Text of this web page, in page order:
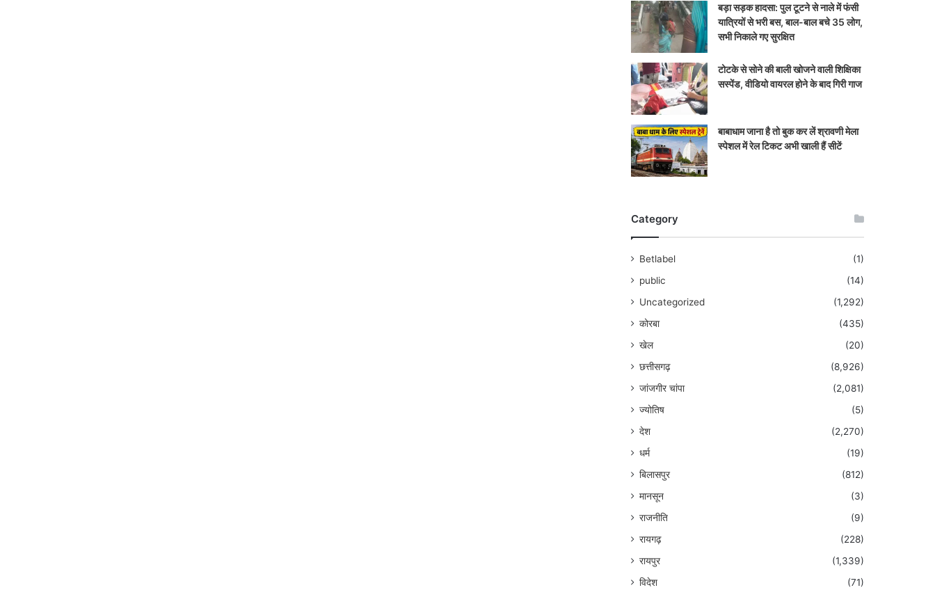
बड़ा सड़क हादसा: पुल टूटने से नाले में फंसी
यात्रियों से भरी बस, बाल-बाल बचे 35 लोग,
सभी निकाले गए सुरक्षित
टोटके से सोने की बाली खोजने वाली शिक्षिका
सस्पेंड, वीडियो वायरल होने के बाद गिरी गाज
बाबाधाम जाना है तो बुक कर लें श्रावणी मेला
स्पेशल में रेल टिकट अभी खाली हैं सीटें
Category
Betlabel
(1)
public
(14)
Uncategorized
(1,292)
कोरबा
(435)
खेल
(20)
छत्तीसगढ़
(8,926)
जांजगीर चांपा
(2,081)
ज्योतिष
(5)
देश
(2,270)
धर्म
(19)
बिलासपुर
(812)
मानसून
(3)
राजनीति
(9)
रायगढ़
(228)
रायपुर
(1,339)
विदेश
(71)